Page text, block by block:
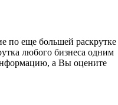
по еще большей раскрутке
любого бизнеса одним
а Вы оцените